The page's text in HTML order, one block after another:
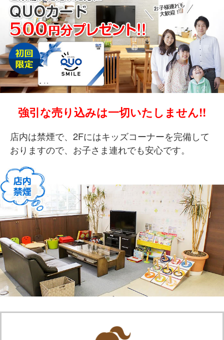
強引な売り込みは一切いたしません!!
店内は禁煙で、2Fにはキッズコーナーを完備して
おりますので、お子さま連れでも安心です。